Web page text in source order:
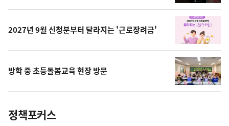
상
2027년 9월 신청분부터 달라지는 '근로장려금'
방학 중 초등돌봄교육 현장 방문
정책포커스